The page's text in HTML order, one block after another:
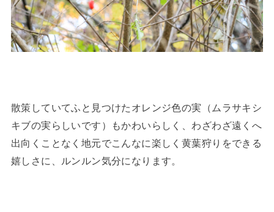
散策していてふと見つけたオレンジ色の実（ムラサキシ
キブの実らしいです）もかわいらしく、わざわざ遠くへ
出向くことなく地元でこんなに楽しく黄葉狩りをできる
嬉しさに、ルンルン気分になります。